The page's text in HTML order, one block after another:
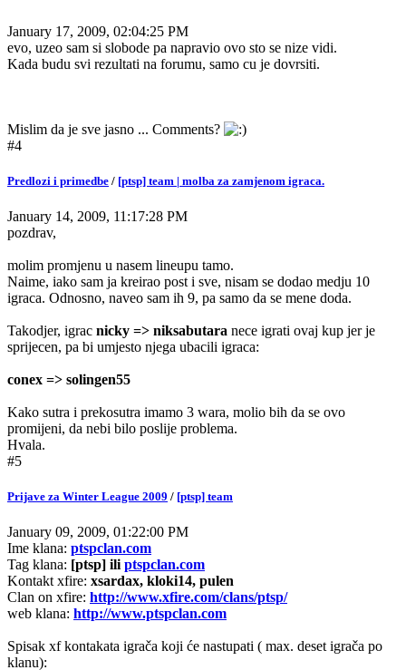
January 17, 2009, 02:04:25 PM
evo, uzeo sam si slobode pa napravio ovo sto se nize vidi.
Kada budu svi rezultati na forumu, samo cu je dovrsiti.
Mislim da je sve jasno ... Comments?
#4
Predlozi i primedbe / [ptsp] team | molba za zamjenom igraca.
January 14, 2009, 11:17:28 PM
pozdrav,
molim promjenu u nasem lineupu tamo.
Naime, iako sam ja kreirao post i sve, nisam se dodao medju 10
igraca. Odnosno, naveo sam ih 9, pa samo da se mene doda.
Takodjer, igrac nicky => niksabutara nece igrati ovaj kup jer je
sprijecen, pa bi umjesto njega ubacili igraca:
conex => solingen55
Kako sutra i prekosutra imamo 3 wara, molio bih da se ovo
promijeni, da nebi bilo poslije problema.
Hvala.
#5
Prijave za Winter League 2009 / [ptsp] team
January 09, 2009, 01:22:00 PM
Ime klana: ptspclan.com
Tag klana: [ptsp] ili ptspclan.com
Kontakt xfire: xsardax, kloki14, pulen
Clan on xfire: http://www.xfire.com/clans/ptsp/
web klana: http://www.ptspclan.com
Spisak xf kontakata igrača koji će nastupati ( max. deset igrača po
klanu):